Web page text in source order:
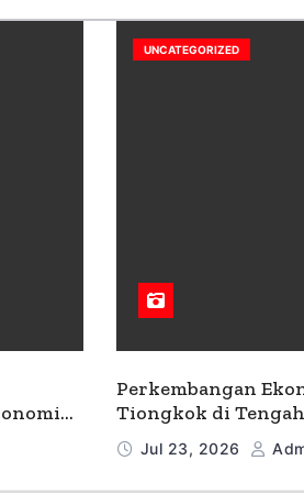
UNCATEGORIZED
Perkembangan
Tiongkok di
Geopolitik
Jul 23, 2026